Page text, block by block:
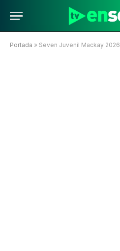
Portada » Seven Juvenil Mackay 2026